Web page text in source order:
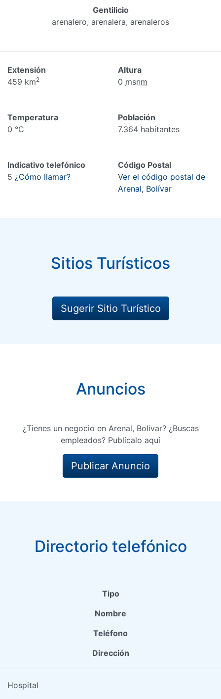
Gentilicio
arenalero, arenalera, arenaleros
Extensión
459 km2
Altura
0 msnm
Temperatura
0 °C
Población
7.364 habitantes
Indicativo telefónico
5 ¿Cómo llamar?
Código Postal
Ver el código postal de
Arenal, Bolívar
Sitios Turísticos
Sugerir Sitio Turístico
Anuncios
¿Tienes un negocio en Arenal, Bolívar? ¿Buscas
empleados? Publícalo aquí
Publicar Anuncio
Directorio telefónico
Tipo
Nombre
Teléfono
Dirección
Hospital